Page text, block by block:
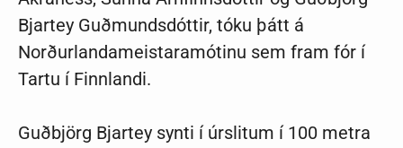
Bjartey Guðmundsdóttir, tóku þátt á
Norðurlandameistaramótinu sem fram fór í
Tartu í Finnlandi.
Guðbjörg Bjartey synti í úrslitum í 100 metra